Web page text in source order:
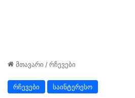
მთავარი /რჩევები
რჩევები საინტერესო